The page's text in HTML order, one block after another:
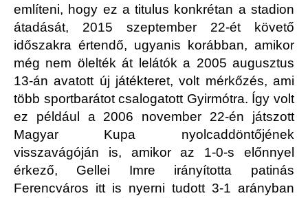
említeni, hogy ez a titulus konkrétan a stadion
átadását, 2015 szeptember 22-ét követő
időszakra értendő, ugyanis korábban, amikor
még nem ölelték át lelátók a 2005 augusztus
13-án avatott új játékteret, volt mérkőzés, ami
több sportbarátot csalogatott Gyirmótra. Így volt
ez például a 2006 november 22-én játszott
Magyar Kupa nyolcaddöntőjének
visszavágóján is, amikor az 1-0-s előnnyel
érkező, Gellei Imre irányította patinás
Ferencváros itt is nyerni tudott 3-1 arányban